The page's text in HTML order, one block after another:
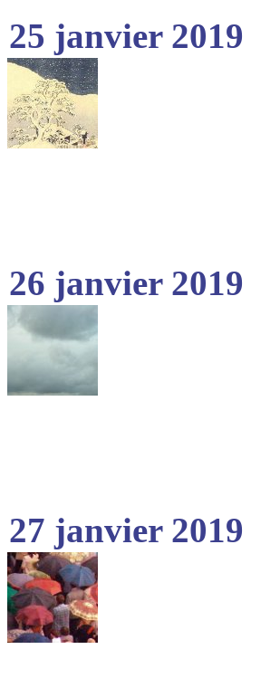
25 janvier 2019
26 janvier 2019
27 janvier 2019